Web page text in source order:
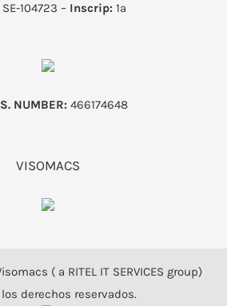
SE-104723 – Inscrip: 1ª
NUMBER: 466174648
VISOMACS
( a RITEL IT SERVICES group)
derechos reservados.